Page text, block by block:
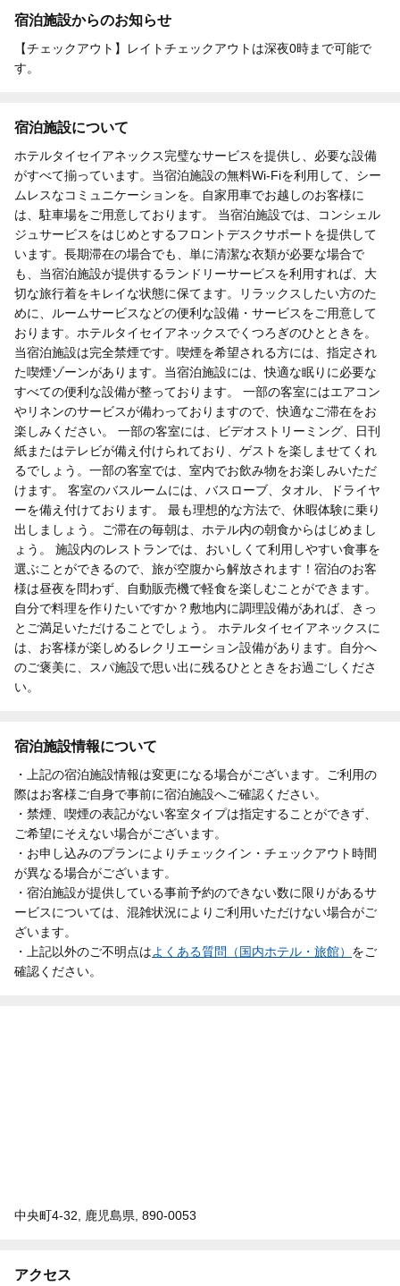
宿泊施設からのお知らせ
【チェックアウト】レイトチェックアウトは深夜0時まで可能で
す。
宿泊施設について
ホテルタイセイアネックス完璧なサービスを提供し、必要な設備
がすべて揃っています。当宿泊施設の無料Wi-Fiを利用して、シー
ムレスなコミュニケーションを。自家用車でお越しのお客様に
は、駐車場をご用意しております。 当宿泊施設では、コンシェル
ジュサービスをはじめとするフロントデスクサポートを提供して
います。長期滞在の場合でも、単に清潔な衣類が必要な場合で
も、当宿泊施設が提供するランドリーサービスを利用すれば、大
切な旅行着をキレイな状態に保てます。リラックスしたい方のた
めに、ルームサービスなどの便利な設備・サービスをご用意して
おります。ホテルタイセイアネックスでくつろぎのひとときを。
当宿泊施設は完全禁煙です。喫煙を希望される方には、指定され
た喫煙ゾーンがあります。当宿泊施設には、快適な眠りに必要な
すべての便利な設備が整っております。 一部の客室にはエアコン
やリネンのサービスが備わっておりますので、快適なご滞在をお
楽しみください。 一部の客室には、ビデオストリーミング、日刊
紙またはテレビが備え付けられており、ゲストを楽しませてくれ
るでしょう。一部の客室では、室内でお飲み物をお楽しみいただ
けます。 客室のバスルームには、バスローブ、タオル、ドライヤ
ーを備え付けております。 最も理想的な方法で、休暇体験に乗り
出しましょう。ご滞在の毎朝は、ホテル内の朝食からはじめまし
ょう。 施設内のレストランでは、おいしくて利用しやすい食事を
選ぶことができるので、旅が空腹から解放されます！宿泊のお客
様は昼夜を問わず、自動販売機で軽食を楽しむことができます。
自分で料理を作りたいですか？敷地内に調理設備があれば、きっ
とご満足いただけることでしょう。 ホテルタイセイアネックスに
は、お客様が楽しめるレクリエーション設備があります。自分へ
のご褒美に、スパ施設で思い出に残るひとときをお過ごしくださ
い。
宿泊施設情報について
・上記の宿泊施設情報は変更になる場合がございます。ご利用の
際はお客様ご自身で事前に宿泊施設へご確認ください。
・禁煙、喫煙の表記がない客室タイプは指定することができず、
ご希望にそえない場合がございます。
・お申し込みのプランによりチェックイン・チェックアウト時間
が異なる場合がございます。
・宿泊施設が提供している事前予約のできない数に限りがあるサ
ービスについては、混雑状況によりご利用いただけない場合がご
ざいます。
・上記以外のご不明点はよくある質問（国内ホテル・旅館） をご
確認ください。
中央町4-32, 鹿児島県, 890-0053
アクセス